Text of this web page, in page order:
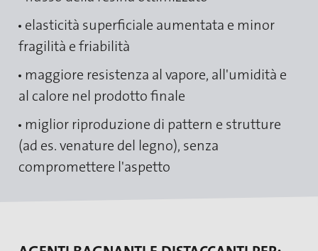
elasticità superficiale aumentata e minor
fragilità e friabilità
maggiore resistenza al vapore, all'umidità e
al calore nel prodotto finale
miglior riproduzione di pattern e strutture
(ad es. venature del legno), senza
compromettere l'aspetto